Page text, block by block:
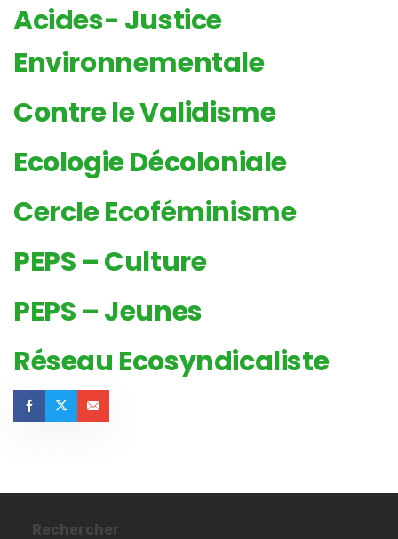
Acides- Justice
Environnementale
Contre le Validisme
Ecologie Décoloniale
Cercle Ecoféminisme
PEPS – Culture
PEPS – Jeunes
Réseau Ecosyndicaliste
Rechercher